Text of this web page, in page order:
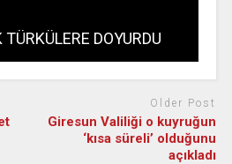
DOYURDU
Older Post
Giresun Valiliği o kuyruğun
‘kısa süreli’ olduğunu
açıkladı